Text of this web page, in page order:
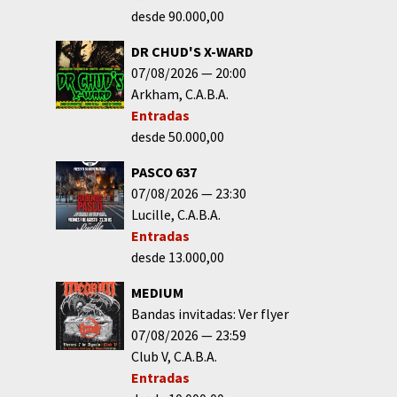
desde 90.000,00
DR CHUD'S X-WARD
07/08/2026
20:00
Arkham C.A.B.A.
Entradas
desde 50.000,00
PASCO 637
07/08/2026
23:30
Lucille C.A.B.A.
Entradas
desde 13.000,00
MEDIUM
Bandas invitadas: Ver flyer
07/08/2026
23:59
Club V C.A.B.A.
Entradas